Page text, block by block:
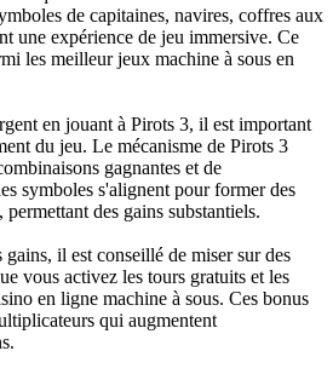
de capitaines, navires, coffres aux
une expérience de jeu immersive. Ce
les meilleur jeux machine à sous en
en jouant à Pirots 3, il est important
du jeu. Le mécanisme de Pirots 3
gagnantes et de
symboles s'alignent pour former des
des gains substantiels.
il est conseillé de miser sur des
vous activez les tours gratuits et les
en ligne machine à sous. Ces bonus
qui augmentent